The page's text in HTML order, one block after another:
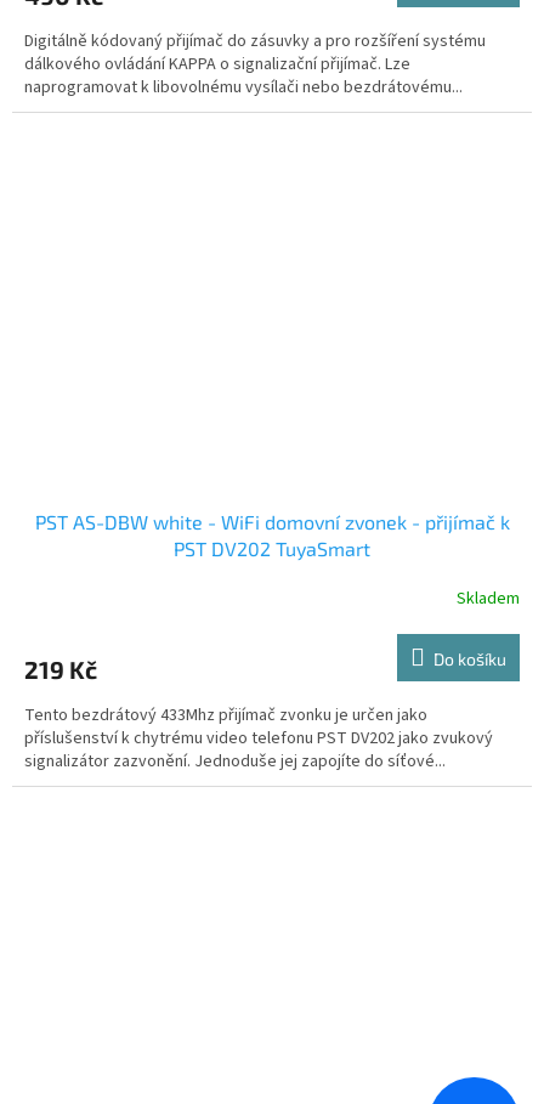
Digitálně kódovaný přijímač do zásuvky a pro rozšíření systému
dálkového ovládání KAPPA o signalizační přijímač. Lze
naprogramovat k libovolnému vysílači nebo bezdrátovému...
PST AS-DBW white - WiFi domovní zvonek - přijímač k
PST DV202 TuyaSmart
Skladem
219 Kč Do košíku
Tento bezdrátový 433Mhz přijímač zvonku je určen jako
příslušenství k chytrému video telefonu PST DV202 jako zvukový
signalizátor zazvonění. Jednoduše jej zapojíte do síťové...